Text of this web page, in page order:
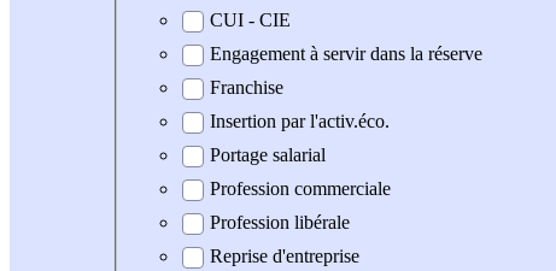
CUI - CIE
Engagement à servir dans la réserve
Franchise
Insertion par l'activ.éco.
Portage salarial
Profession commerciale
Profession libérale
Reprise d'entreprise